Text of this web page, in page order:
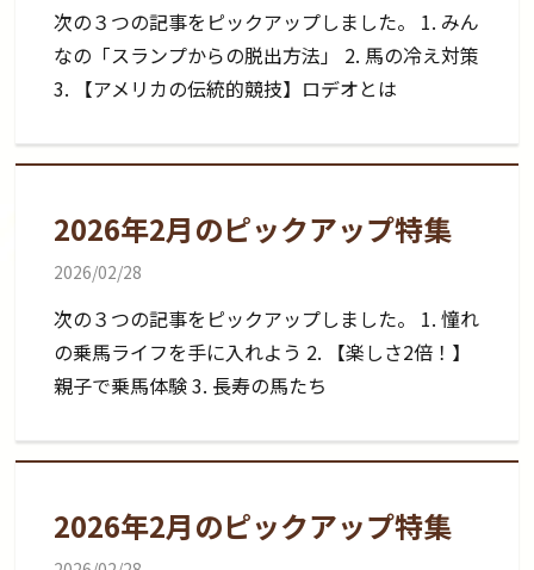
次の３つの記事をピックアップしました。 1. みん
なの「スランプからの脱出方法」 2. 馬の冷え対策
3. 【アメリカの伝統的競技】ロデオとは
2026年2月のピックアップ特集
2026/02/28
次の３つの記事をピックアップしました。 1. 憧れ
の乗馬ライフを手に入れよう 2. 【楽しさ2倍！】
親子で乗馬体験 3. 長寿の馬たち
2026年2月のピックアップ特集